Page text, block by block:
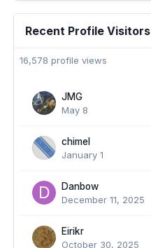
Recent Profile Visitors
16,578 profile views
JMG
May 8
chimel
January 1
Danbow
December 11, 2025
Eirikr
October 30, 2025